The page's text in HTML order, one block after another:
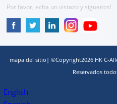
Por favor, echa un vistazo y síguenos!
mapa del sitio | ©Copyright2026 HK C-
Reservados
English